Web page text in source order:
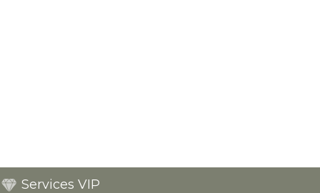
Services VIP